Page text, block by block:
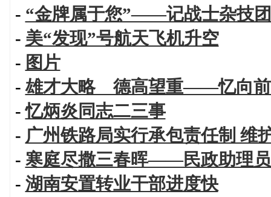
- “金牌属于您”——记战士杂技
- 美“发现”号航天飞机升空
- 图片
-雄才大略 德高望重——忆向前
-忆炳炎同志二三事
- 广州铁路局实行承包责任制 维
- 寒庭尽撒三春晖——民政助理
- 湖南安置转业干部进度快